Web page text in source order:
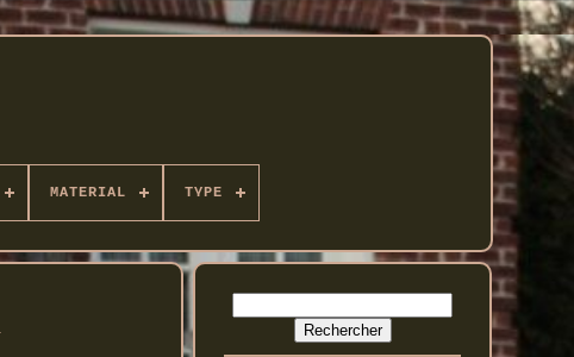
MATERIAL TYPE